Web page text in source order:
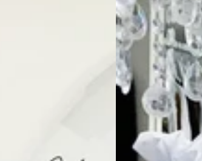
Designer
Mini
Ballon